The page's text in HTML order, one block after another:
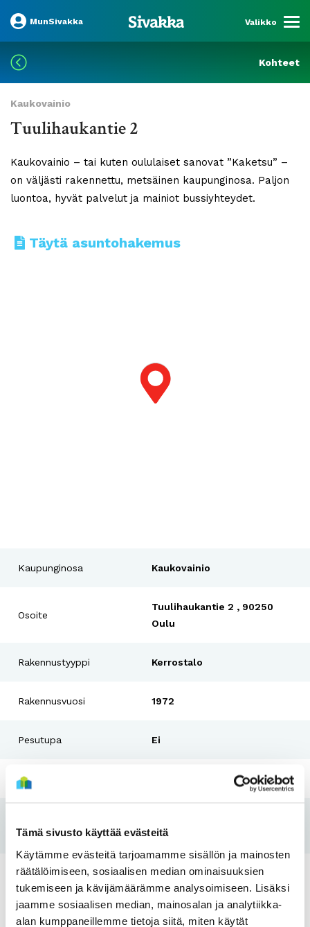
Tämä sivusto käyttää evästeitä
Käytämme evästeitä tarjoamamme sisällön ja mainosten
räätälöimiseen, sosiaalisen median ominaisuuksien
tukemiseen ja kävijämäärämme analysoimiseen. Lisäksi
jaamme sosiaalisen median, mainosalan ja analytiikka-
alan kumppaneillemme tietoja siitä, miten käytät
MunSivakka Valikko
Kohteet
Kaukovainio
Tuulihaukantie 2
Kaukovainio – tai kuten oululaiset sanovat ”Kaketsu” –
on väljästi rakennettu, metsäinen kaupunginosa. Paljon
luontoa, hyvät palvelut ja mainiot bussiyhteydet.
Täytä asuntohakemus
Kaupunginosa Kaukovainio
Osoite
Tuulihaukantie 2 , 90250
Oulu
Rakennustyyppi Kerrostalo
Rakennusvuosi 1972
Pesutupa Ei
Hissi
varallisuusraja
Asunnot